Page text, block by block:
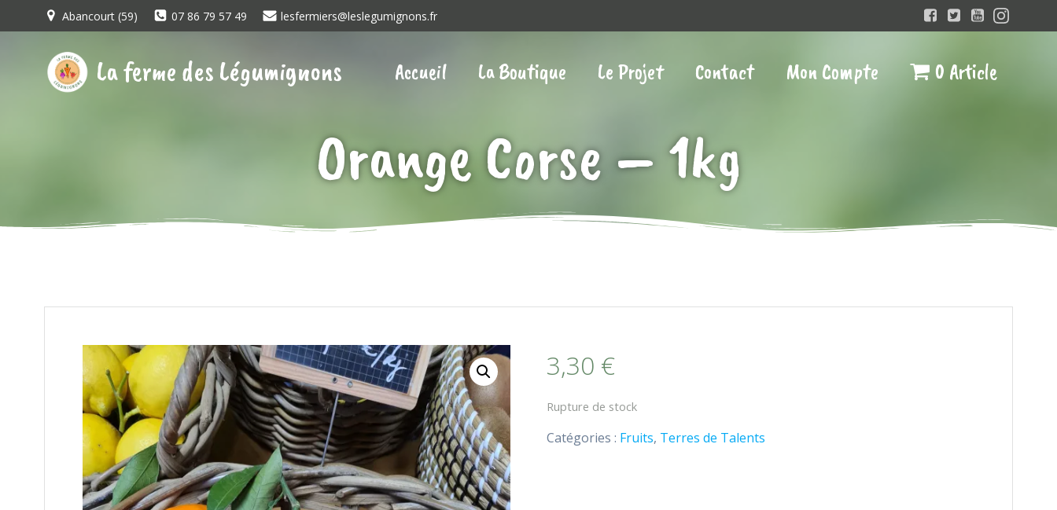
au
Abancourt (59) 07 86 79 57 49 lesfermiers@leslegumignons.fr
La ferme des Légumignons Accueil La Boutique Le Projet Contact Mon Compte 0 Article
Orange Corse – 1kg
3,30 €
Rupture de stock
Catégories : Fruits, Terres de Talents